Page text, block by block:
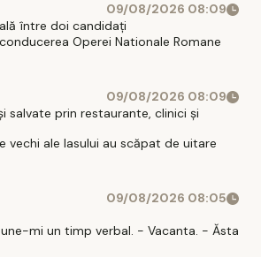
09/08/2026 08:09
între doi candidați
Operei Nationale Romane
09/08/2026 08:09
salvate prin restaurante, clinici și
vechi ale Iasului au scăpat de uitare
09/08/2026 08:05
mi un timp verbal. - Vacanta. - Ăsta